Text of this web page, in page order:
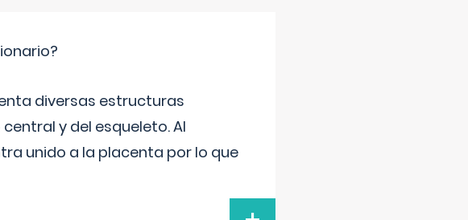
diversas estructuras
y del esqueleto. Al
unido a la placenta por lo que